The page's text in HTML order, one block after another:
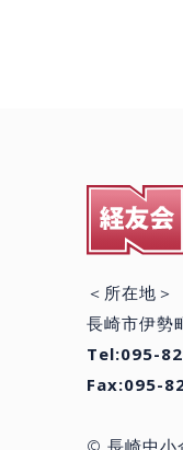
＜所在地＞
長崎市伊
Tel:095-
Fax:095-
© 長崎中小